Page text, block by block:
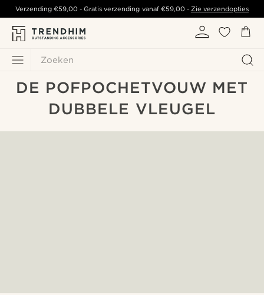
Zoeken
Verzending€59,00 - Gratis verzending vanaf €59,00- Zie verzendopties
DE POFPOCHETVOUW MET
DUBBELE VLEUGEL